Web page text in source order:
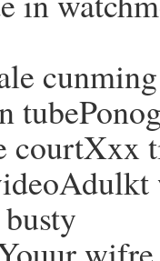
courtXxx